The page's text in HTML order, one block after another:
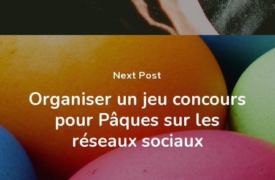
Next Post
Organiser un jeu concours
pour Pâques sur les
réseaux sociaux